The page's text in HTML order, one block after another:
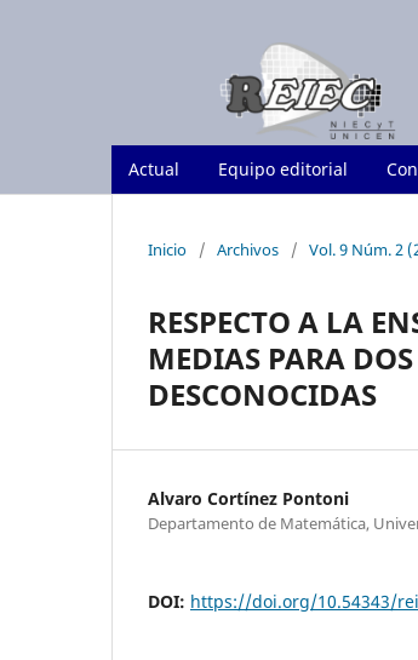
Actual Equipo editorial
Inicio / Archivos / Vol. 9 Núm. 2
RESPECTO A LA
MEDIAS PARA
DESCONOCIDAS
Alvaro Cortínez Pontoni
Departamento de Matemática,
DOI: https://doi.org/10.54343/